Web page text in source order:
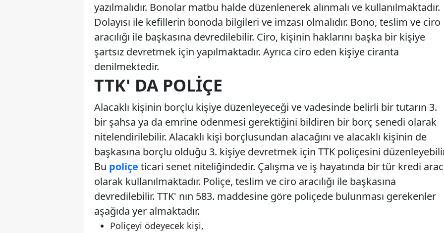
yazılmalıdır. Bonolar matbu halde düzenlenerek alınmalı ve kullanılmaktadır.
Dolayısı ile kefillerin bonoda bilgileri ve imzası olmalıdır. Bono, teslim ve ciro
aracılığı ile başkasına devredilebilir. Ciro, kişinin haklarını başka bir kişiye
şartsız devretmek için yapılmaktadır. Ayrıca ciro eden kişiye ciranta
denilmektedir.
TTK' DA POLIÇE
Alacaklı kişinin borçlu kişiye düzenleyeceği ve vadesinde belirli bir tutarın 3.
bir şahsa ya da emrine ödenmesi gerektiğini bildiren bir borç senedi olarak
nitelendirilebilir. Alacaklı kişi borçlusundan alacağını ve alacaklı kişinin de
başkasına borçlu olduğu 3. kişiye devretmek için TTK poliçesini
Bu poliçe ticari senet niteliğindedir. Çalışma ve iş hayatında bir tür kredi
olarak kullanılmaktadır. Poliçe, teslim ve ciro aracılığı ile başkasına
devredilebilir. TTK' nın 583. maddesine göre poliçede bulunması gerekenler
aşağıda yer almaktadır.
Poliçeyi ödeyecek kişi,